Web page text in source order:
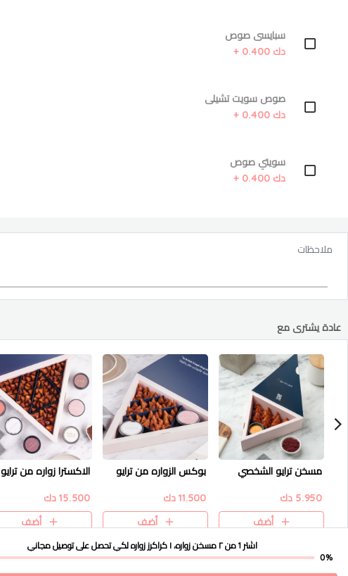
سبايسى صوص
دك 0.400 +
صوص سويت تشيلى
دك 0.400 +
سويتي صوص
دك 0.400 +
ملاحظات
عادة يشترى مع
مسخن ترايو الشخصي
5.950 دك
أضف
بوكس الزواره من ترايو
11.500 دك
أضف
الاكسترا زواره من ترايو
15.500 دك
أضف
اشتر 1 من ٢ مسخن زواره، ١ كراكرز زواره لكي تحصل علىتوصيل مجاني
0%